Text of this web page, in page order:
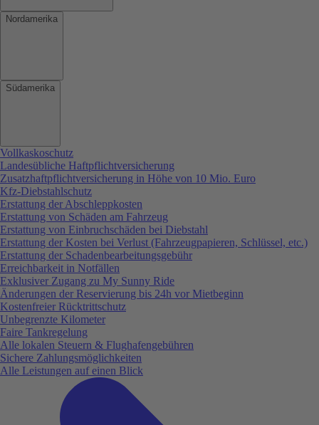
Nordamerika
Südamerika
Vollkaskoschutz
Landesübliche Haftpflichtversicherung
Zusatzhaftpflichtversicherung in Höhe von 10 Mio. Euro
Kfz-Diebstahlschutz
Erstattung der Abschleppkosten
Erstattung von Schäden am Fahrzeug
Erstattung von Einbruchschäden bei Diebstahl
Erstattung der Kosten bei Verlust (Fahrzeugpapieren, Schlüssel, etc.)
Erstattung der Schadenbearbeitungsgebühr
Erreichbarkeit in Notfällen
Exklusiver Zugang zu My Sunny Ride
Änderungen der Reservierung bis 24h vor Mietbeginn
Kostenfreier Rücktrittschutz
Unbegrenzte Kilometer
Faire Tankregelung
Alle lokalen Steuern & Flughafengebühren
Sichere Zahlungsmöglichkeiten
Alle Leistungen auf einen Blick